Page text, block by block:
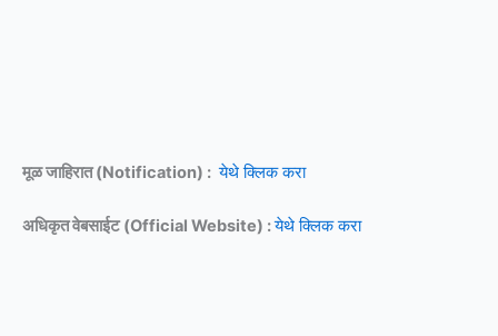
मूळ जाहिरात (Notification) : येथे क्लिक करा
अधिकृत वेबसाईट (Official Website) :येथे क्लिक करा